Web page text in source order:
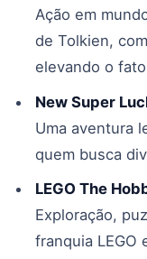
Ação em
de Tolkien,
elevando o
New Super
Uma aventura
quem busca
LEGO The
Exploração,
franquia LEGO